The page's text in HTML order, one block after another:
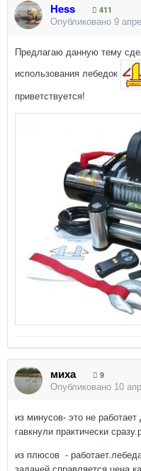
Hess
411
Опубликовано 9
Предлагаю данную тему
использования лебедок
приветствуется!
миха
9
Опубликовано 10
из минусов- это не
гавкнули практически
из плюсов -